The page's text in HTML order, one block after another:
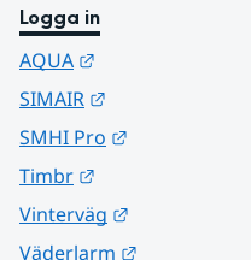
Logga in
AQUA
SIMAIR
SMHI Pro
Timbr
Vinterväg
Väderlarm